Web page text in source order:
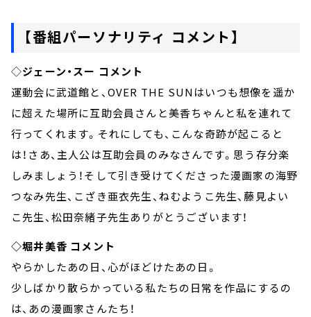
【番組パーソナリティ コメント】
◇ジェーン・スー コメント
運動会に武道館と、OVER THE SUNはいつも想像を遥か
に超えた場所に互助会員さんと美香ちゃんと私を連れて
行ってくれます。それにしても、こんな奇跡が起こると
は！さあ、主人公は互助会員のみなさんです。思う存分楽
しみましょう！そして引き受けてくださった漫画家の海野
つなみ先生、こざき亜衣先生、ねむようこ先生、藤見よい
こ先生、松田奈緒子先生ありがとうございます！
◇堀井美香 コメント
やらかしたあの日、心がほどけたあの日。
少しばかり散らかっている私たちの日常を作品にするの
は、あの漫画家さんたち！